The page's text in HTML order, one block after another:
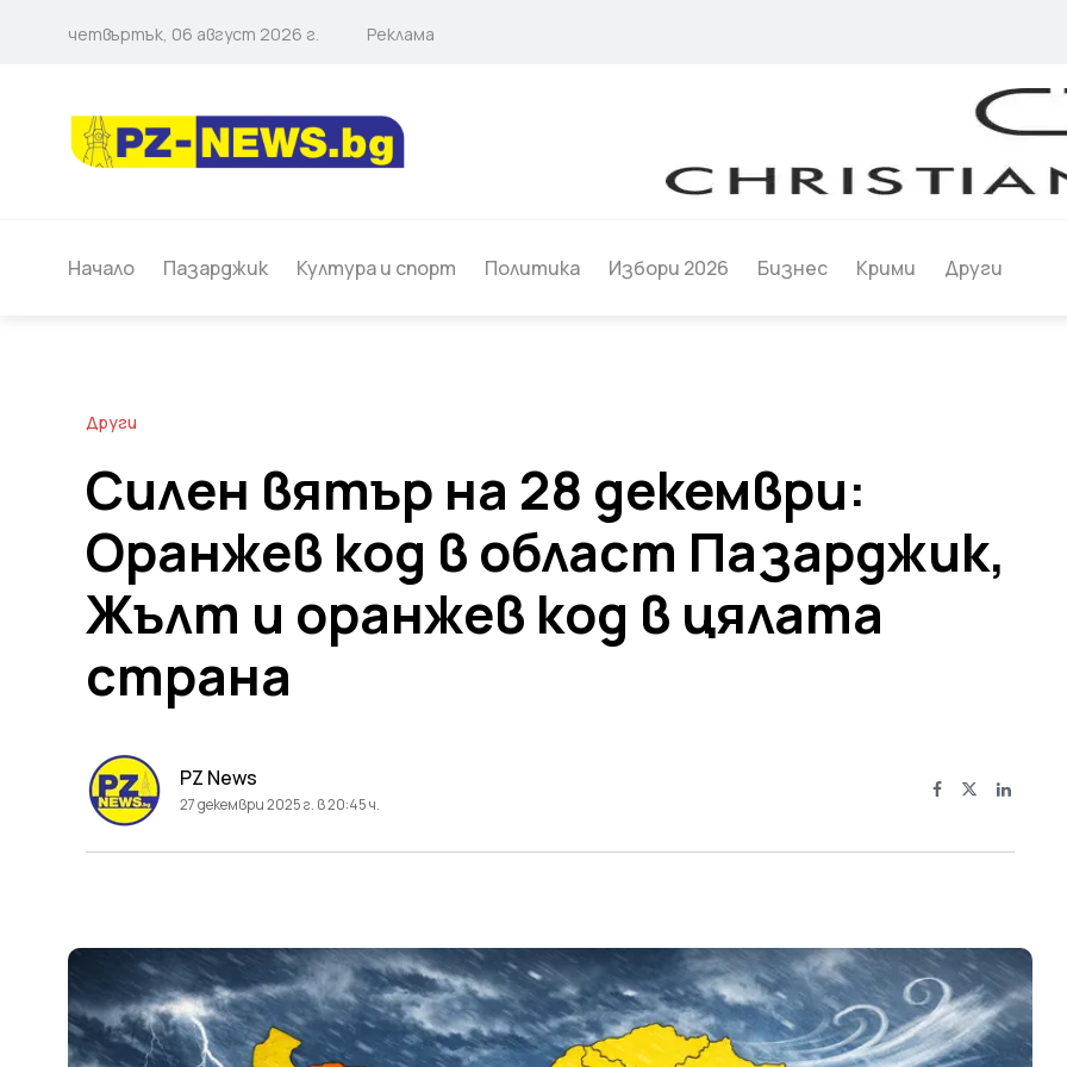
четвъртък, 06 август 2026 г. Реклама
Начало Пазарджик Култура и спорт Политика Избори 2026 Бизнес Крими Други
Други
Силен вятър на 28 декември:
Оранжев код в област Пазарджик,
Жълт и оранжев код в цялата
страна
PZ News
27 декември 2025 г. в 20:45 ч.